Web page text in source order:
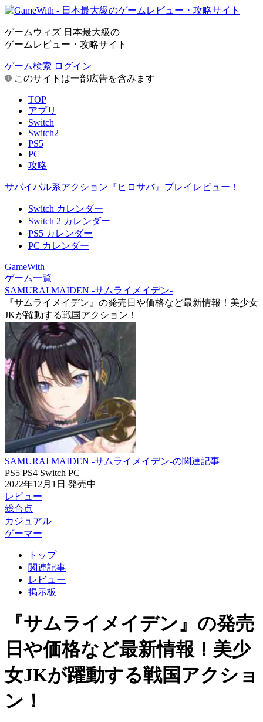
ゲームウィズ 日本最大級の
ゲームレビュー・攻略サイト
ゲーム検索 ログイン
このサイトは一部広告を含みます
TOP
アプリ
Switch
Switch2
PS5
PC
攻略
サバイバル系アクション『ヒロサバ』プレイレビュー！
Switch カレンダー
Switch 2 カレンダー
PS5 カレンダー
PC カレンダー
GameWith
ゲーム一覧
SAMURAI MAIDEN -サムライメイデン-
『サムライメイデン』の発売日や価格など最新情報！美少女
JKが躍動する戦国アクション！
SAMURAI MAIDEN -サムライメイデン-の関連記事
PS5 PS4 Switch PC
2022年12月1日 発売中
レビュー
総合点
カジュアル
ゲーマー
トップ
関連記事
レビュー
掲示板
『サムライメイデン』の発売
日や価格など最新情報！美少
女JKが躍動する戦国アクショ
ン！